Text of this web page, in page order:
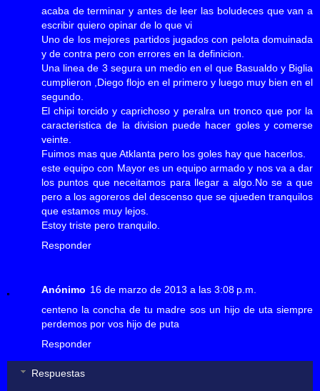
acaba de terminar y antes de leer las boludeces que van a
escribir quiero opinar de lo que vi
Uno de los mejores partidos jugados con pelota domuinada
y de contra pero con errores en la definicion.
Una linea de 3 segura un medio en el que Basualdo y Biglia
cumplieron ,Diego flojo en el primero y luego muy bien en el
segundo.
El chipi torcido y caprichoso y peralra un tronco que por la
caracteristica de la division puede hacer goles y comerse
veinte.
Fuimos mas que Atklanta pero los goles hay que hacerlos.
este equipo con Mayor es un equipo armado y nos va a dar
los puntos que neceitamos para llegar a algo.No se a que
pero a los agoreros del descenso que se qjueden tranquilos
que estamos muy lejos.
Estoy triste pero tranquilo.
Responder
Anónimo 16 de marzo de 2013 a las 3:08 p.m.
centeno la concha de tu madre sos un hijo de uta siempre
perdemos por vos hijo de puta
Responder
Respuestas